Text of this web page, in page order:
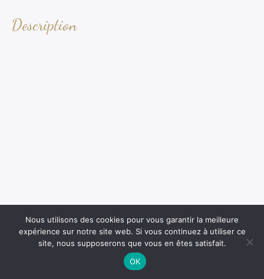
Description
Nous utilisons des cookies pour vous garantir la meilleure
expérience sur notre site web. Si vous continuez à utiliser ce
site, nous supposerons que vous en êtes satisfait.
OK